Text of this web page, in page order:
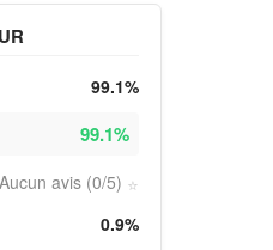
99.1%
99.1%
Aucun avis (0/5) ⭐
0.9%